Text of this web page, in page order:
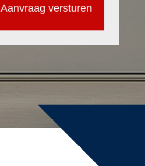
Aanvraag versturen